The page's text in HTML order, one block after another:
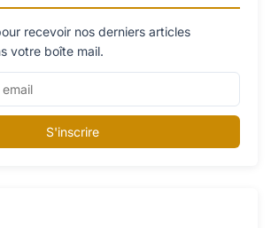
recevoir nos derniers articles
votre boîte mail.
S'inscrire